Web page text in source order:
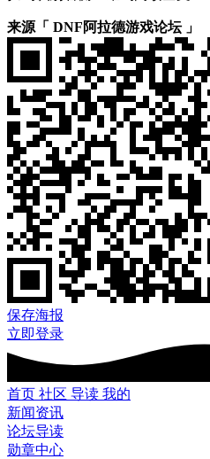
来源「 DNF阿拉德游戏论坛 」
保存海报
立即登录
首页 社区 导读 我的
新闻资讯
论坛导读
勋章中心